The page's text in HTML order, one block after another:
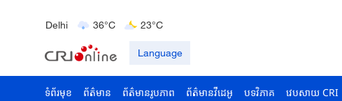
Delhi
36°C
23°C
Language
ទំព័រមុខ ព័ត៌មាន ព័ត៌មានរូបភាព ព័ត៌មានវីដេអូ បទវិភាគ វេបសាយ CRI